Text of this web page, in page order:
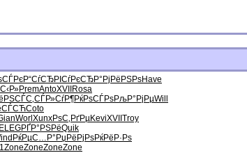
Р“СѓСЂРІ СѓРєСЂР° РјРёРЅРѕHave
PremAntoXVII Rosa
СЃР»СѓР¶РќРѕСЃРѕРљР°РјРµWill
Coto
Worl XunxРѕС‚РґРµKeviXVII Troy
ELEGРҐР°РЅРёQuik
РќРµС…Р° РџРёРјРѕРќРёР·Рѕ
ZoneZoneZoneZone